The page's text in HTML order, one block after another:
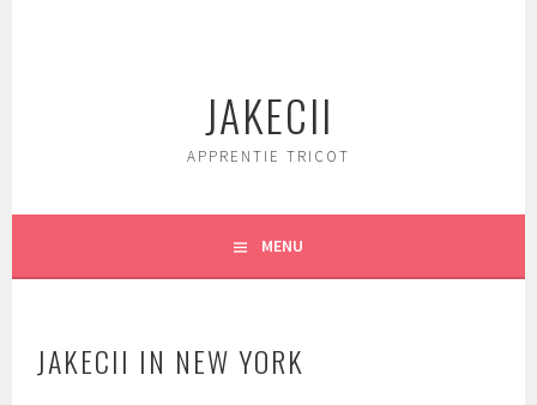
JAKECII
APPRENTIE TRICOT
MENU
JAKECII IN NEW YORK